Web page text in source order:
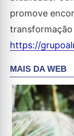
promove
transformação
https://